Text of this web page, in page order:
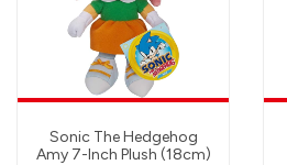
Sonic The Hedgehog
Amy 7-Inch Plush (18cm)